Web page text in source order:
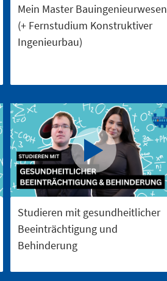
Mein Master Bauingenieurwesen
(+ Fernstudium Konstruktiver
Ingenieurbau)
Studieren mit gesundheitlicher
Beeinträchtigung und
Behinderung